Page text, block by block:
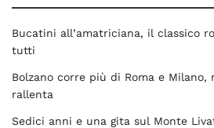
Bucatini all’amatriciana, il classico
tutti
Bolzano corre più di Roma e Milano,
rallenta
Sedici anni e una gita sul Monte